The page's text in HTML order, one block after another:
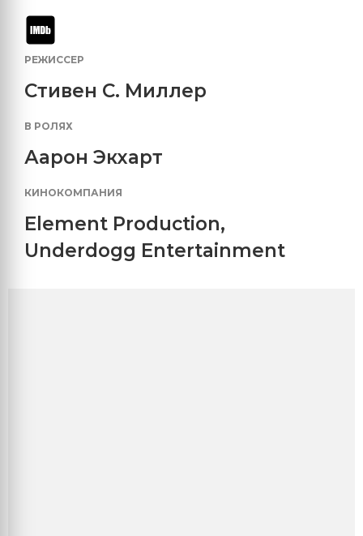
РЕЖИССЕР
Стивен С. Миллер
В РОЛЯХ
Аарон Экхарт
КИНОКОМПАНИЯ
Element Production,
Underdogg Entertainment